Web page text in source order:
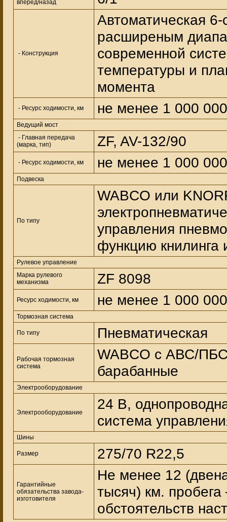
вперед/назад
- Конструкция
Автоматическая 6-
расширеным
современной
температуры и
момента
- Ресурс ходимости, км не менее 1 000 000
Ведущий мост
- Главная передача
(марка, тип)
ZF, AV-132/90
- Ресурс ходимости, км не менее 1 000 000
Подвеска
По типу
WABCO или
управления
функцию книлинга
Рулевое управление
Марка рулевого
механизма
ZF 8098
Ресурс ходимости, км не менее 1 000 000
Тормозная система
По типу Пневматическая
Рабочая тормозная
система
WABCO с АВС/
барабанные
Электрооборудование
Электрооборудование
24 В,
система
Шины
Размер 275/70 R22,5
Гарантийные
обязательства завода-
изготовителя
Не менее 12
тысяч) км. пробега
обстоятельств